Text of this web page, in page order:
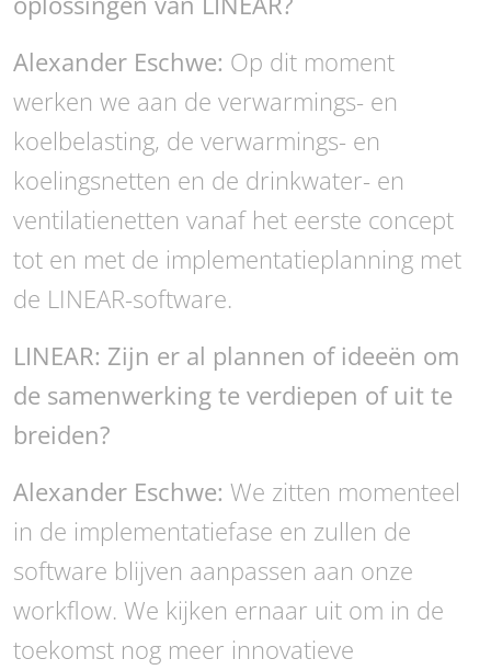
Alexander Eschwe: Op dit moment
werken we aan de verwarmings- en
koelbelasting, de verwarmings- en
koelingsnetten en de drinkwater- en
ventilatienetten vanaf het eerste concept
tot en met de implementatieplanning met
de LINEAR-software.
LINEAR: Zijn er al plannen of ideeën om
de samenwerking te verdiepen of uit te
breiden?
Alexander Eschwe: We zitten momenteel
in de implementatiefase en zullen de
software blijven aanpassen aan onze
workflow. We kijken ernaar uit om in de
toekomst nog meer innovatieve